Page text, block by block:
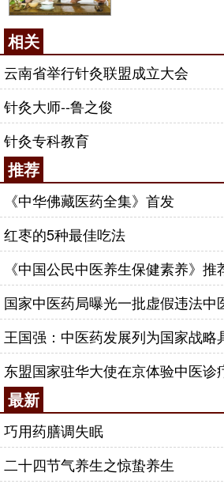
相关
云南省举行针灸联盟成立大会
针灸大师--鲁之俊
针灸专科教育
推荐
《中华佛藏医药全集》首发
红枣的5种最佳吃法
《中国公民中医养生保健素养》
国家中医药局曝光一批虚假违法中
王国强：中医药发展列为国家战略
东盟国家驻华大使在京体验中医诊
最新
巧用药膳调失眠
二十四节气养生之惊蛰养生